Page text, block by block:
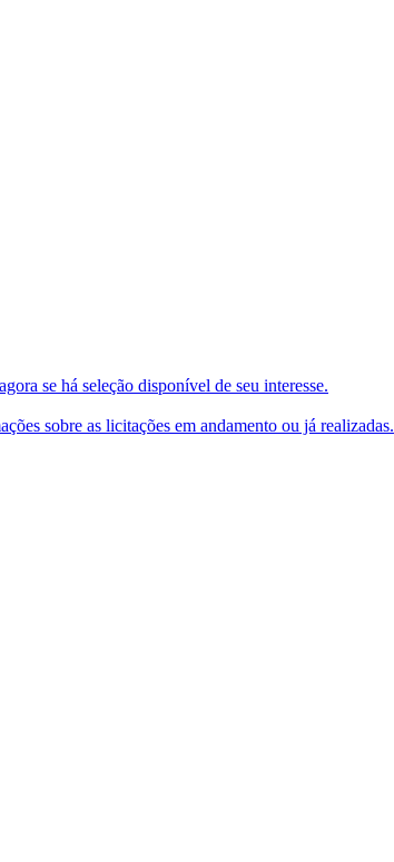
se há seleção disponível de seu interesse.
sobre as licitações em andamento ou já realizadas.